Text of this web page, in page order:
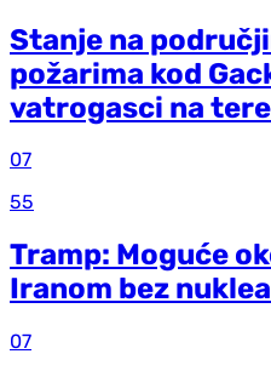
Stanje na
požarima kod
vatrogasci na
07
55
Tramp: Moguće
Iranom bez
07